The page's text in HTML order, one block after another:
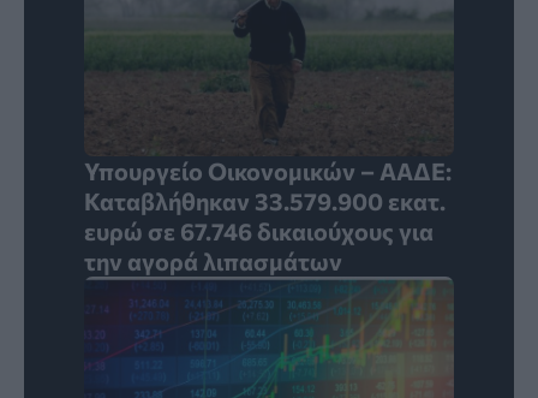
Υπουργείο Οικονομικών – ΑΑΔΕ:
Καταβλήθηκαν 33.579.900 εκατ.
ευρώ σε 67.746 δικαιούχους για
την αγορά λιπασμάτων